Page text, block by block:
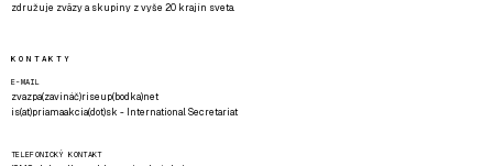
združuje zväzy a skupiny z vyše 20 krajín sveta.
KONTAKTY
E-MAIL
zvazpa(zavináč)riseup(bodka)net
is(at)priamaakcia(dot)sk - International Secretariat
TELEFONICKÝ KONTAKT